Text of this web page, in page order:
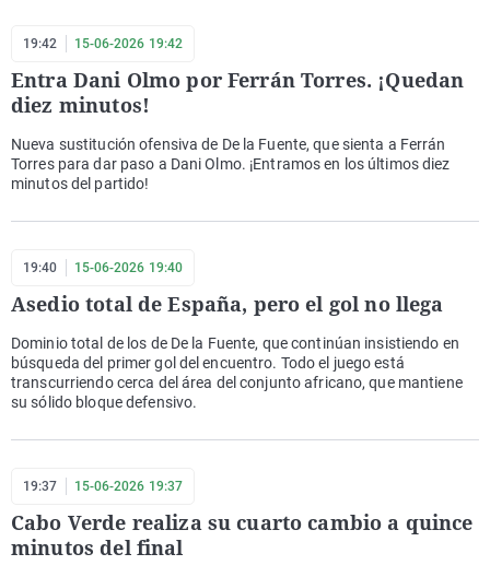
19:42 15-06-2026 19:42
Entra Dani Olmo por Ferrán Torres. ¡Quedan
diez minutos!
Nueva sustitución ofensiva de De la Fuente, que sienta a Ferrán
Torres para dar paso a Dani Olmo. ¡Entramos en los últimos diez
minutos del partido!
19:40 15-06-2026 19:40
Asedio total de España, pero el gol no llega
Dominio total de los de De la Fuente, que continúan insistiendo en
búsqueda del primer gol del encuentro. Todo el juego está
transcurriendo cerca del área del conjunto africano, que mantiene
su sólido bloque defensivo.
19:37 15-06-2026 19:37
Cabo Verde realiza su cuarto cambio a quince
minutos del final